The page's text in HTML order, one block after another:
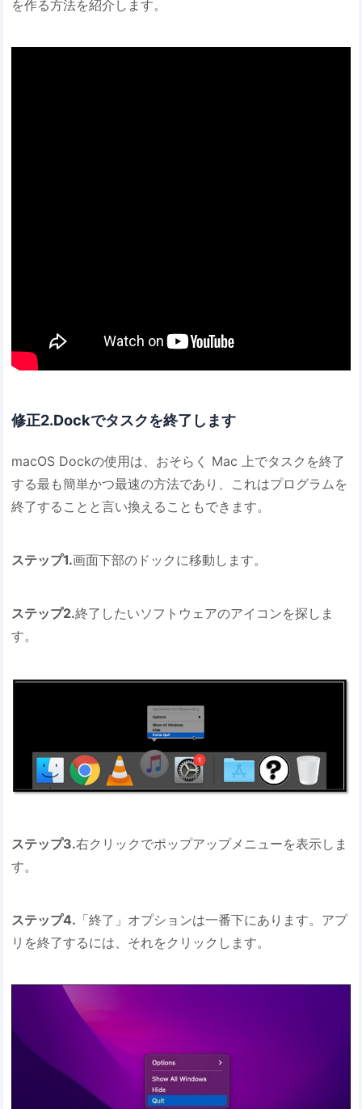
を作る方法を紹介します。
修正2.Dockでタスクを終了します
macOS Dockの使用は、おそらく Mac 上でタスクを終了
する最も簡単かつ最速の方法であり、これはプログラムを
終了することと言い換えることもできます。
ステップ1.画面下部のドックに移動します。
ステップ2.終了したいソフトウェアのアイコンを探しま
す。
ステップ3.右クリックでポップアップメニューを表示しま
す。
ステップ4. 「終了」オプションは一番下にあります。アプ
リを終了するには、それをクリックします。